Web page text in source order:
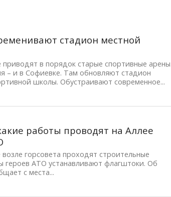
стадион местной
в порядок старые спортивные
– и в Софиевке. Там обновляют стадион
школы. Обустраивают современное...
работы проводят на Аллее
горсовета проходят строительные
героев АТО устанавливают флагштоки. Об
с места...